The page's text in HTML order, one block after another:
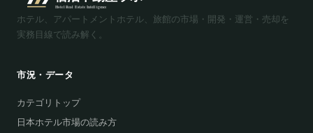
ホテル、アパートメントホテル、旅館の市場・開発・運営・売却を
実務目線で読み解く。
市況・データ
カテゴリトップ
日本ホテル市場の読み方